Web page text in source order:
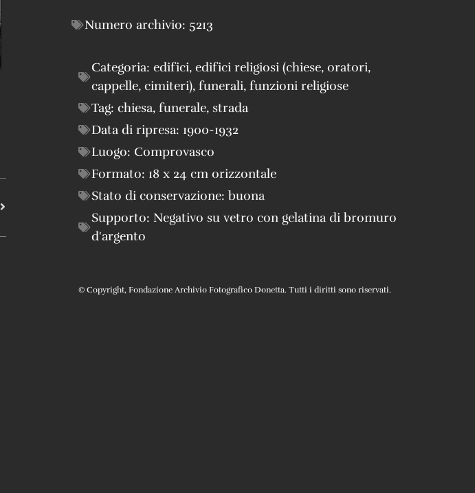
Numero archivio: 5213
Categoria: edifici, edifici religiosi (chiese, oratori,
cappelle, cimiteri), funerali, funzioni religiose
Tag: chiesa, funerale, strada
Data di ripresa: 1900-1932
Luogo: Comprovasco
Formato: 18 x 24 cm orizzontale
Stato di conservazione: buona
Supporto: Negativo su vetro con gelatina di bromuro
d'argento
© Copyright, Fondazione Archivio Fotografico Donetta. Tutti i diritti sono riservati.